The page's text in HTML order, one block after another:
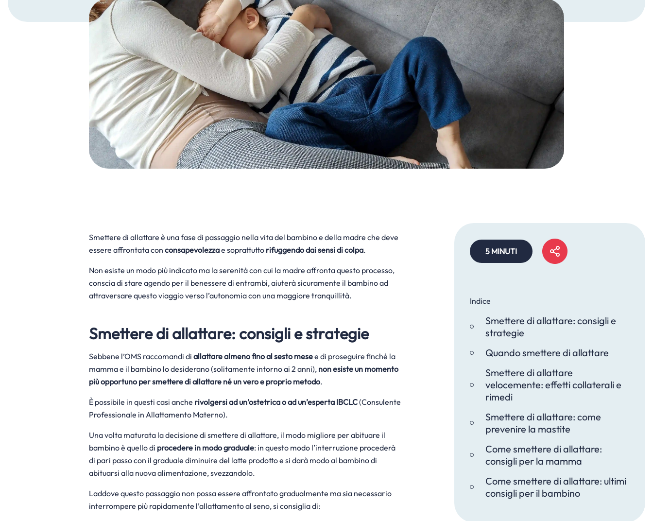
Scopri di più
Pannolini
Protezione solare
5 MINUTI
Indice
Smettere di allattare: consigli e
strategie
Quando smettere di allattare
Smettere di allattare
velocemente: effetti collaterali e
rimedi
Smettere di allattare: come
prevenire la mastite
Come smettere di allattare:
consigli per la mamma
Come smettere di allattare: ultimi
consigli per il bambino
Smettere di allattare è una fase di passaggio nella vita del bambino e della madre che deve
essere affrontata con consapevolezzae soprattutto rifuggendo dai sensi di colpa.
Non esiste un modo più indicato ma la serenità con cui la madre affronta questo processo,
conscia di stare agendo per il benessere di entrambi, aiuterà sicuramente il bambino ad
attraversare questo viaggio verso l’autonomia con una maggiore tranquillità.
Smettere di allattare: consigli e strategie
Sebbene l’OMS raccomandi di allattare almeno fino al sesto mesee di proseguire finché la
mamma e il bambino lo desiderano (solitamente intorno ai 2 anni), non esiste un momento
più opportuno per smettere di allattare né un vero e proprio metodo.
È possibile in questi casi anche rivolgersi ad un’ostetrica o ad un’esperta IBCLC(Consulente
Professionale in Allattamento Materno).
Una volta maturata la decisione di smettere di allattare, il modo migliore per abituare il
bambino è quello di procedere in modo graduale: in questo modo l’interruzione procederà
di pari passo con il graduale diminuire del latte prodotto e si darà modo al bambino di
abituarsi alla nuova alimentazione, svezzandolo.
Laddove questo passaggio non possa essere affrontato gradualmente ma sia necessario
interrompere più rapidamente l’allattamento al seno, si consiglia di: